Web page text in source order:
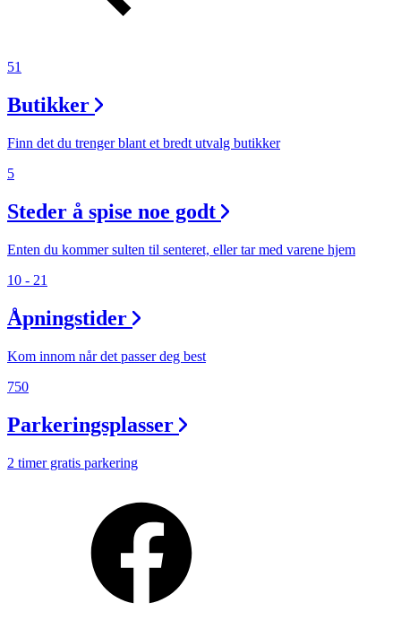
51
Butikker
Finn det du trenger blant et bredt utvalg butikker
5
Steder å spise noe godt
Enten du kommer sulten til senteret, eller tar med varene hjem
10 - 21
Åpningstider
Kom innom når det passer deg best
750
Parkeringsplasser
2 timer gratis parkering